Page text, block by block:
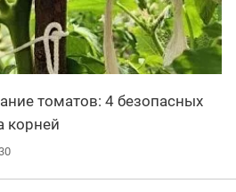
томатов: 4 безопасных
корней